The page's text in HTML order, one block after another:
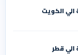
الكويت
قطر